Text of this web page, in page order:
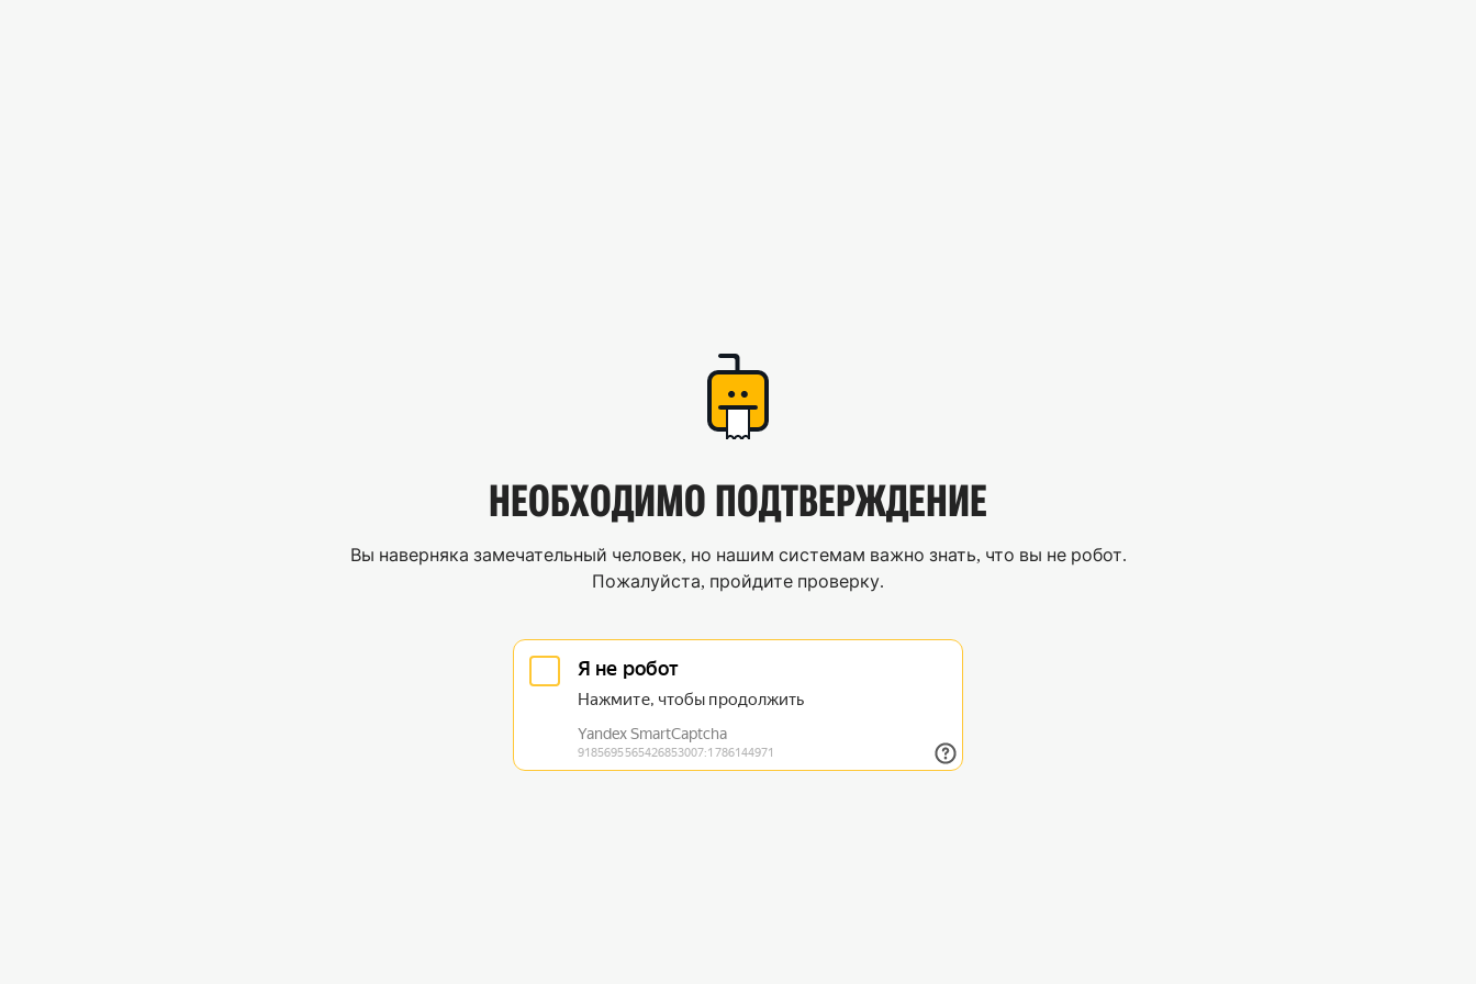
НЕОБХОДИМО ПОДТВЕРЖДЕНИЕ
Вы наверняка замечательный человек, но нашим системам важно знать, что вы не робот.
Пожалуйста, пройдите проверку.